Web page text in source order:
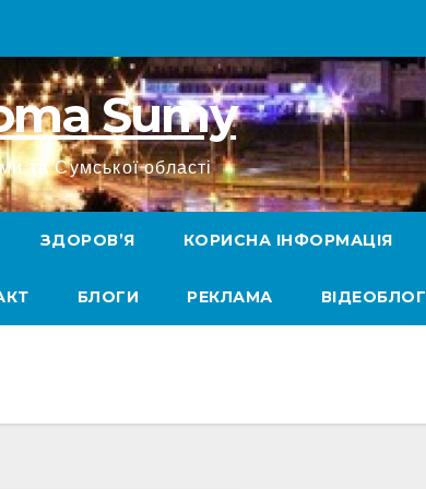
Sumy
та Сумської області
ЗДОРОВ’Я КОРИСНА ІНФОРМАЦІЯ
БЛОГИ РЕКЛАМА ВІДЕОБЛОГ